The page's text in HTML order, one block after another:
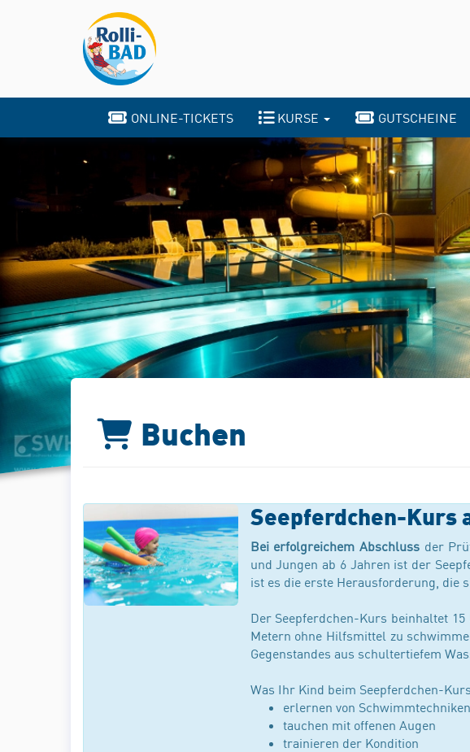
ONLINE-TICKETS KURSE GUTSCHEINE
Buchen
Seepferdchen-Kurs
Bei erfolgreichem Abschluss der
und Jungen ab 6 Jahren ist der
ist es die erste Herausforderung, die
Der Seepferdchen-Kurs beinhaltet
Metern ohne Hilfsmittel zu
Gegenstandes aus schultertiefem
Was Ihr Kind beim Seepferdchen-
erlernen von
tauchen mit offenen Augen
trainieren der Kondition